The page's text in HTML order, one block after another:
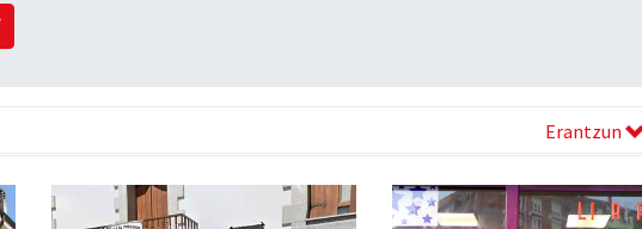
Erantzun